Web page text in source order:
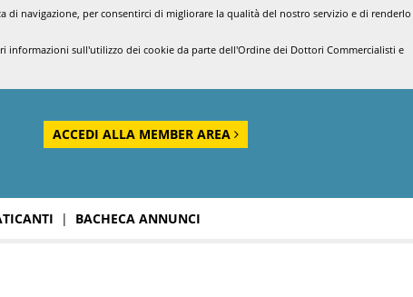
navigazione, per consentirci di migliorare la qualità del nostro servizio e di renderlo
informazioni sull'utilizzo dei cookie da parte dell'Ordine dei Dottori Commercialisti e
ACCEDI ALLA MEMBER AREA
| BACHECA ANNUNCI